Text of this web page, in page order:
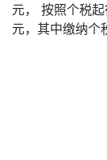
元， 按照个税
元，其中缴纳个